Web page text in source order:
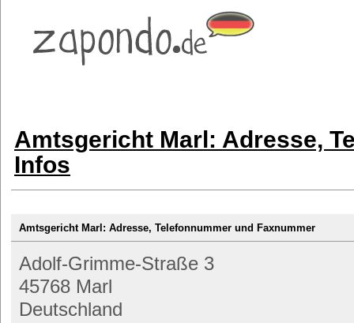
Amtsgericht Marl: Adresse,
Infos
Amtsgericht Marl: Adresse, Telefonnummer und Faxnummer
Adolf-Grimme-Straße 3
45768 Marl
Deutschland